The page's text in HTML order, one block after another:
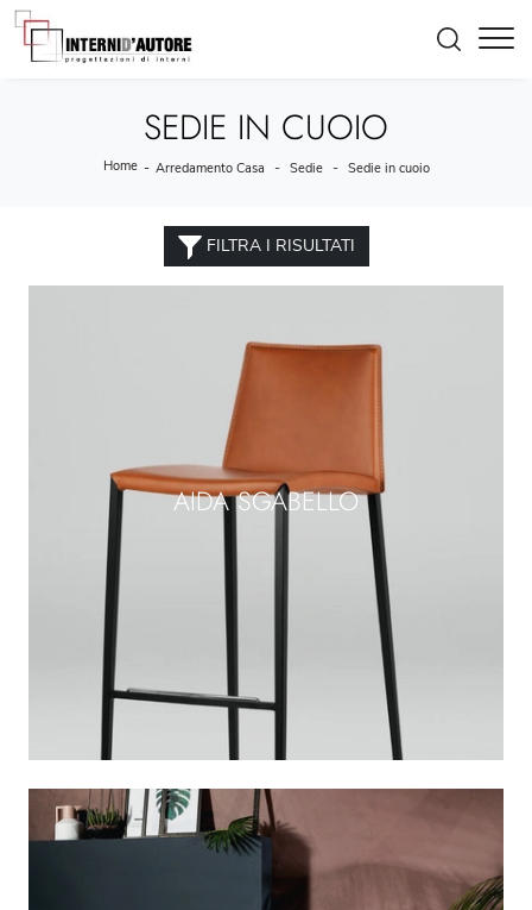
SEDIE IN CUOIO
Home - Arredamento Casa - Sedie - Sedie in cuoio
FILTRA I RISULTATI
AIDA SGABELLO